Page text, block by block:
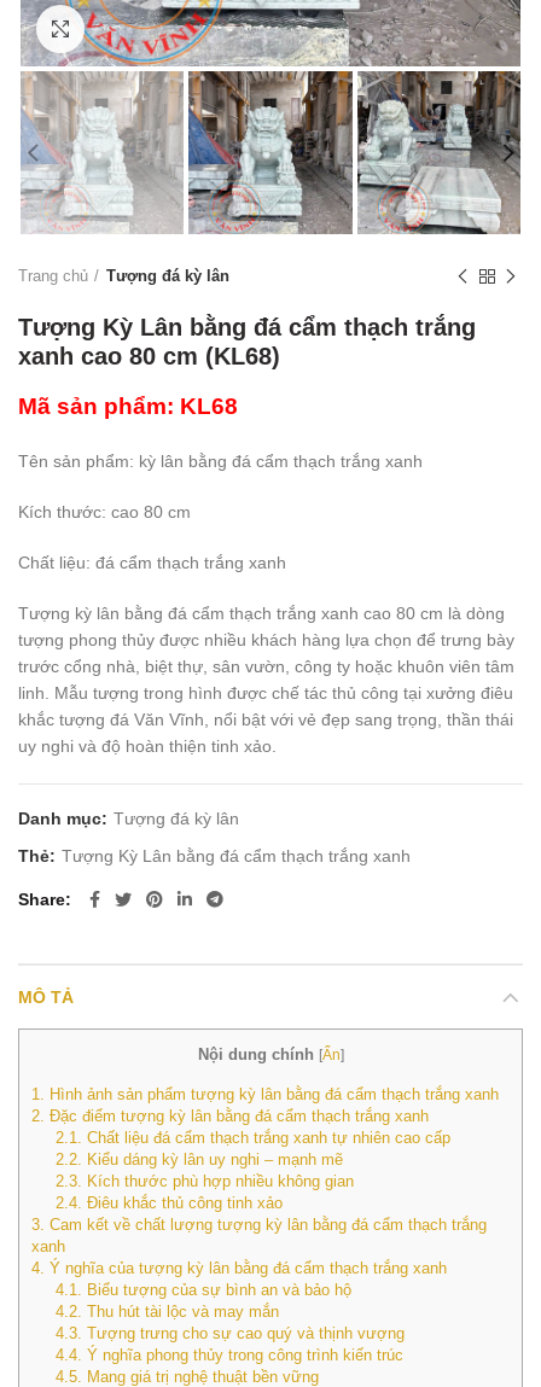
Click to enlarge
Trang chủ Tượng đá kỳ lân
Tượng Kỳ Lân bằng đá cẩm thạch trắng
xanh cao 80 cm (KL68)
Mã sản phẩm: KL68
Tên sản phẩm: kỳ lân bằng đá cẩm thạch trắng xanh
Kích thước: cao 80 cm
Chất liệu: đá cẩm thạch trắng xanh
Tượng kỳ lân bằng đá cẩm thạch trắng xanh cao 80 cm là dòng
tượng phong thủy được nhiều khách hàng lựa chọn để trưng bày
trước cổng nhà, biệt thự, sân vườn, công ty hoặc khuôn viên tâm
linh. Mẫu tượng trong hình được chế tác thủ công tại xưởng điêu
khắc tượng đá Văn Vĩnh, nổi bật với vẻ đẹp sang trọng, thần thái
uy nghi và độ hoàn thiện tinh xảo.
Danh mục: Tượng đá kỳ lân
Thẻ: Tượng Kỳ Lân bằng đá cẩm thạch trắng xanh
Share
MÔ TẢ
Nội dung chính [Ẩn]
1.
Hình ảnh sản phẩm tượng kỳ lân bằng đá cẩm thạch trắng xanh
2. Đặc điểm tượng kỳ lân bằng đá cẩm thạch trắng xanh
2.1.
Chất liệu đá cẩm thạch trắng xanh tự nhiên cao cấp
2.2.
Kiểu dáng kỳ lân uy nghi – mạnh mẽ
2.3.
Kích thước phù hợp nhiều không gian
2.4. Điêu khắc thủ công tinh xảo
3. Cam kết về chất lượng tượng kỳ lân bằng đá cẩm thạch trắng
xanh
4. Ý nghĩa của tượng kỳ lân bằng đá cẩm thạch trắng xanh
4.1.
Biểu tượng của sự bình an và bảo hộ
4.2. Thu hút tài lộc và may mắn
4.3. Tượng trưng cho sự cao quý và thịnh vượng
4.4. Ý nghĩa phong thủy trong công trình kiến trúc
4.5.
Mang giá trị nghệ thuật bền vững